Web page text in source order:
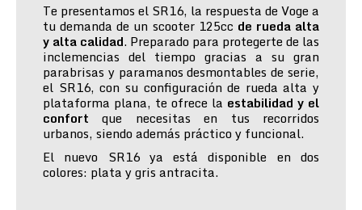
Te presentamos el SR16, la respuesta de Voge a
tu demanda de un scooter 125cc de rueda alta
y alta calidad. Preparado para protegerte de las
inclemencias del tiempo gracias a su gran
parabrisas y paramanos desmontables de serie,
el SR16, con su configuración de rueda alta y
plataforma plana, te ofrece la estabilidad y el
confort que necesitas en tus recorridos
urbanos, siendo además práctico y funcional.
El nuevo SR16 ya está disponible en dos
colores: plata y gris antracita.